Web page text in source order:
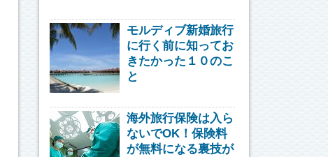
モルディブ新婚旅行
に行く前に知ってお
きたかった１０のこ
と
海外旅行保険は入ら
ないでOK！保険料
が無料になる裏技が